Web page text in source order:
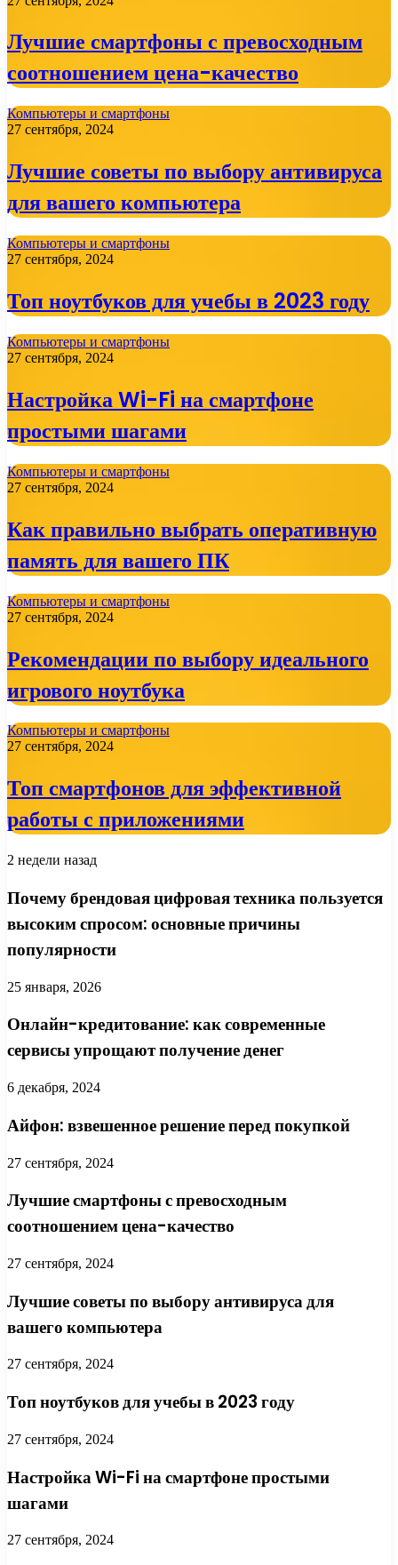
Лучшие смартфоны с превосходным
соотношением цена-качество
Компьютеры и смартфоны
27 сентября, 2024
Лучшие советы по выбору антивируса
для вашего компьютера
Компьютеры и смартфоны
27 сентября, 2024
Топ ноутбуков для учебы в 2023 году
Компьютеры и смартфоны
27 сентября, 2024
Настройка Wi-Fi на смартфоне
простыми шагами
Компьютеры и смартфоны
27 сентября, 2024
Как правильно выбрать оперативную
память для вашего ПК
Компьютеры и смартфоны
27 сентября, 2024
Рекомендации по выбору идеального
игрового ноутбука
Компьютеры и смартфоны
27 сентября, 2024
Топ смартфонов для эффективной
работы с приложениями
2 недели назад
Почему брендовая цифровая техника пользуется
высоким спросом: основные причины
популярности
25 января, 2026
Онлайн-кредитование: как современные
сервисы упрощают получение денег
6 декабря, 2024
Айфон: взвешенное решение перед покупкой
27 сентября, 2024
Лучшие смартфоны с превосходным
соотношением цена-качество
27 сентября, 2024
Лучшие советы по выбору антивируса для
вашего компьютера
27 сентября, 2024
Топ ноутбуков для учебы в 2023 году
27 сентября, 2024
Настройка Wi-Fi на смартфоне простыми
шагами
27 сентября, 2024